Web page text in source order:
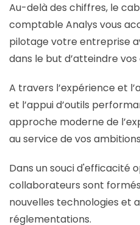
Au-delà des chiffres, le
comptable Analys vous
pilotage votre entreprise
dans le but d’atteindre
A travers l’expérience et
et l’appui d’outils
approche moderne de
au service de vos
Dans un souci d'efficacité
collaborateurs sont
nouvelles technologies et
réglementations.